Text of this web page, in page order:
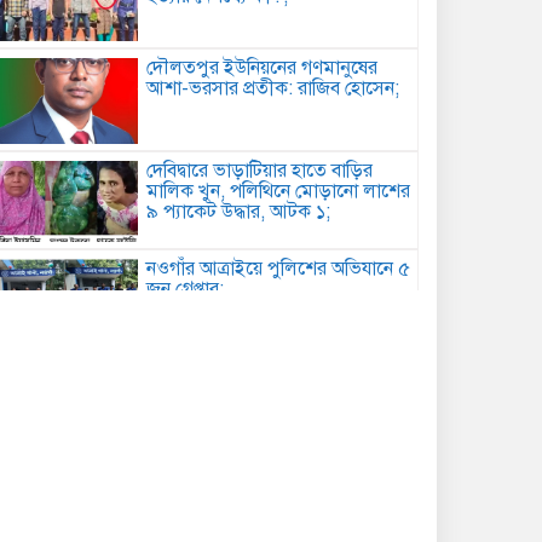
দৌলতপুর ইউনিয়নের গণমানুষের
আশা-ভরসার প্রতীক: রাজিব হোসেন;
দেবিদ্বারে ভাড়াটিয়ার হাতে বাড়ির
মালিক খুন, পলিথিনে মোড়ানো লাশের
৯ প্যাকেট উদ্ধার, আটক ১;
নওগাঁর আত্রাইয়ে পুলিশের অভিযানে ৫
জন গ্রেপ্তার;